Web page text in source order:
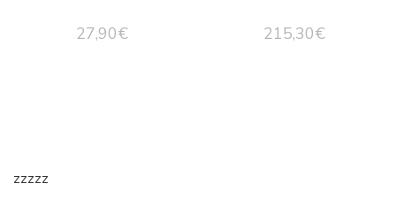
27,90€ 215,30€
zzzzz